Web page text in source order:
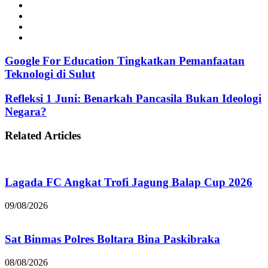
Google For Education Tingkatkan Pemanfaatan
Teknologi di Sulut
Refleksi 1 Juni: Benarkah Pancasila Bukan Ideologi
Negara?
Related Articles
Lagada FC Angkat Trofi Jagung Balap Cup 2026
09/08/2026
Sat Binmas Polres Boltara Bina Paskibraka
08/08/2026